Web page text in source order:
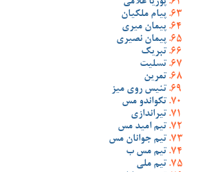
پوریا غلامی
پیام ملکیان
پیمان میری
پیمان نصیری
تبریک
تسلیت
تمرین
تنیس روی میز
تکواندو مس
تیراندازی
تیم امید مس
تیم جوانان مس
تیم مس ب
تیم ملی